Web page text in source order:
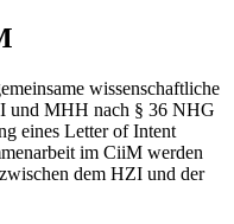
wissenschaftliche
und MHH nach § 36 NHG
eines Letter of Intent
im CiiM werden
dem HZI und der